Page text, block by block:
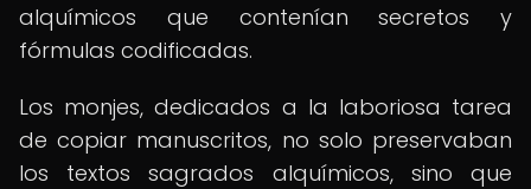
alquímicos que contenían secretos y
fórmulas codificadas.
Los monjes, dedicados a la laboriosa tarea
de copiar manuscritos, no solo preservaban
los textos sagrados alquímicos, sino que